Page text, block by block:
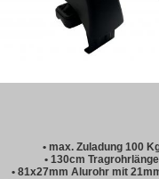
• max. Zuladung 100
• 130cm Tragrohrlänge
• 81x27mm Alurohr mit